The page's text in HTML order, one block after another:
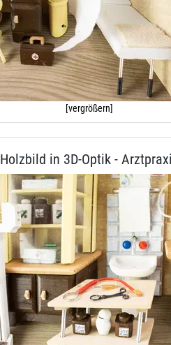
[vergrößern]
Holzbild in 3D-Optik -